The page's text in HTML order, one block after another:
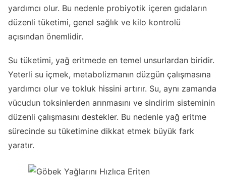
yardımcı olur. Bu nedenle probiyotik içeren gıdaların
düzenli tüketimi, genel sağlık ve kilo kontrolü
açısından önemlidir.
Su tüketimi, yağ eritmede en temel unsurlardan biridir.
Yeterli su içmek, metabolizmanın düzgün çalışmasına
yardımcı olur ve tokluk hissini artırır. Su, aynı zamanda
vücudun toksinlerden arınmasını ve sindirim sisteminin
düzenli çalışmasını destekler. Bu nedenle yağ eritme
sürecinde su tüketimine dikkat etmek büyük fark
yaratır.